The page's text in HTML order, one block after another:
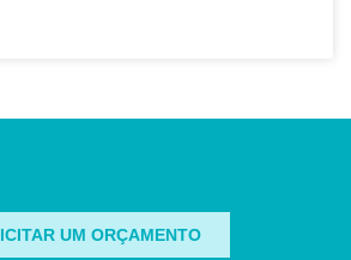
UM ORÇAMENTO